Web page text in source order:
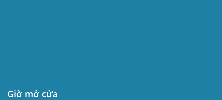
Giờ mở cửa